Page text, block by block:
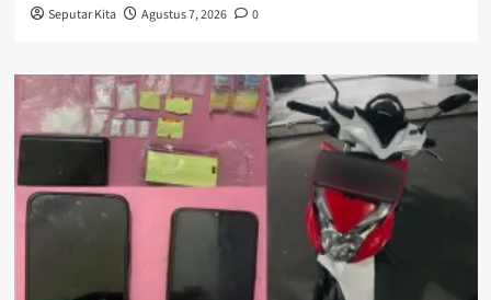
Seputar Kita Agustus 7, 2026 0